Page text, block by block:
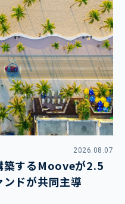
2026.08.07
築するMooveが2.5
ドが共同主導